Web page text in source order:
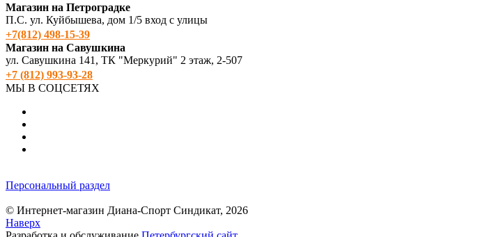
Магазин на Петроградке
П.С. ул. Куйбышева, дом 1/5 вход с улицы
+7(812) 498‑15-39
Магазин на Савушкина
ул. Савушкина 141, ТК "Меркурий" 2 этаж, 2-507
+7 (812) 993-93-28
МЫ В СОЦСЕТЯХ
Персональный раздел
© Интернет-магазин Диана-Спорт Синдикат, 2026
Наверх